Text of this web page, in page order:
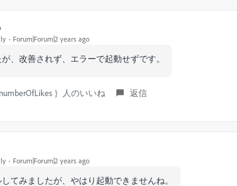
Forum|Forum|2 years ago
、改善されず、エラーで起動せずです。
numberOfLikes ｝人のいいね 返信
Forum|Forum|2 years ago
てみましたが、やはり起動できませんね。